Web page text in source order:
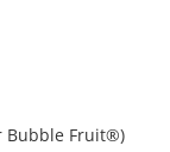
Bubble Fruit®)